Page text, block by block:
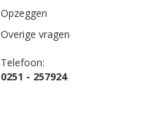
Opzeggen
Overige vragen
Telefoon:
0251 - 257924